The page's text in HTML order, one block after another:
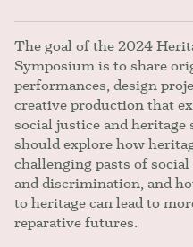
The goal of the 2024
Symposium is to share
performances, design
creative production that
social justice and
should explore how
challenging pasts of
and discrimination, and
to heritage can lead to
reparative futures.